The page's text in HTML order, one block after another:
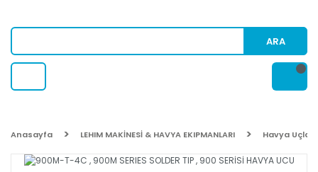
ARA
Anasayfa LEHIM MAKİNESİ & HAVYA EKIPMANLARI Havya Uçları